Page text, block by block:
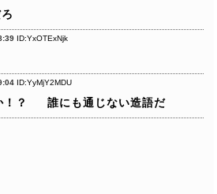
ID:YxOTExNjk
ID:YyMjY2MDU
？ 誰にも通じない造語だ